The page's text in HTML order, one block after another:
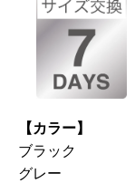
【カラー】
ブラック
グレー